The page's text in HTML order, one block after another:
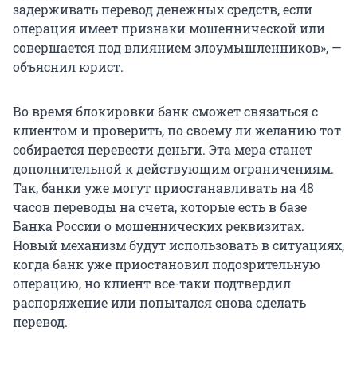
задерживать перевод денежных средств, если
операция имеет признаки мошеннической или
совершается под влиянием злоумышленников», —
объяснил юрист.
Во время блокировки банк сможет связаться с
клиентом и проверить, по своему ли желанию тот
собирается перевести деньги. Эта мера станет
дополнительной к действующим ограничениям.
Так, банки уже могут приостанавливать на 48
часов переводы на счета, которые есть в базе
Банка России о мошеннических реквизитах.
Новый механизм будут использовать в ситуациях,
когда банк уже приостановил подозрительную
операцию, но клиент все-таки подтвердил
распоряжение или попытался снова сделать
перевод.